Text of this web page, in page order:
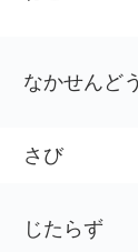
なかせんどう
さび
じたらず